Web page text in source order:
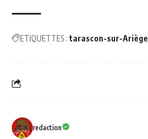
ETIQUETTES : tarascon-sur-Ariège
redaction